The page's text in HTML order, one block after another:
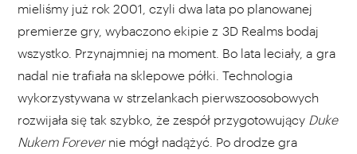
mieliśmy już rok 2001, czyli dwa lata po planowanej
premierze gry, wybaczono ekipie z 3D Realms bodaj
wszystko. Przynajmniej na moment. Bo lata leciały, a gra
nadal nie trafiała na sklepowe półki. Technologia
wykorzystywana w strzelankach pierwszoosobowych
rozwijała się tak szybko, że zespół przygotowujący Duke
Nukem Forevernie mógł nadążyć. Po drodze gra